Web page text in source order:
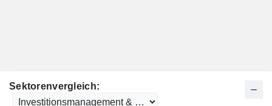
Sektorenvergleich: